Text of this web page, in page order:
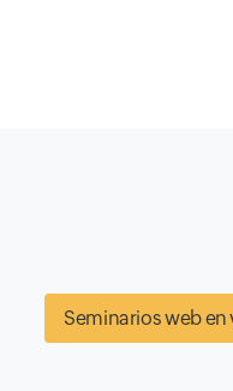
Seminarios web en